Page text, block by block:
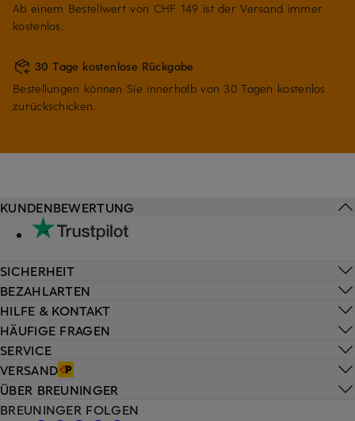
Ab einem Bestellwert von CHF 149 ist der Versand immer
kostenlos.
30 Tage kostenlose Rückgabe
Bestellungen können Sie innerhalb von 30 Tagen kostenlos
zurückschicken.
HILFE & KONTAKT
HÄUFIGE FRAGEN
SERVICE
VERSAND
KUNDENBEWERTUNG
SICHERHEIT
BEZAHLARTEN
ÜBER BREUNINGER
BREUNINGER FOLGEN